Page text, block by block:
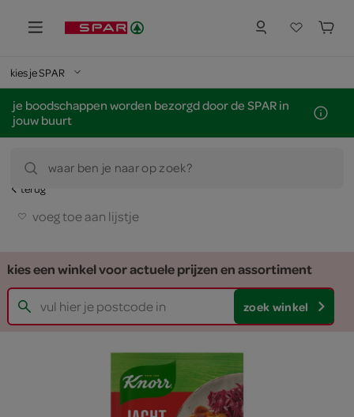
kies je SPAR
je boodschappen worden bezorgd door de SPAR in
jouw buurt
waar ben je naar op zoek?
terug
voeg toe aan lijstje
kies een winkel voor actuele prijzen en assortiment
zoek winkel